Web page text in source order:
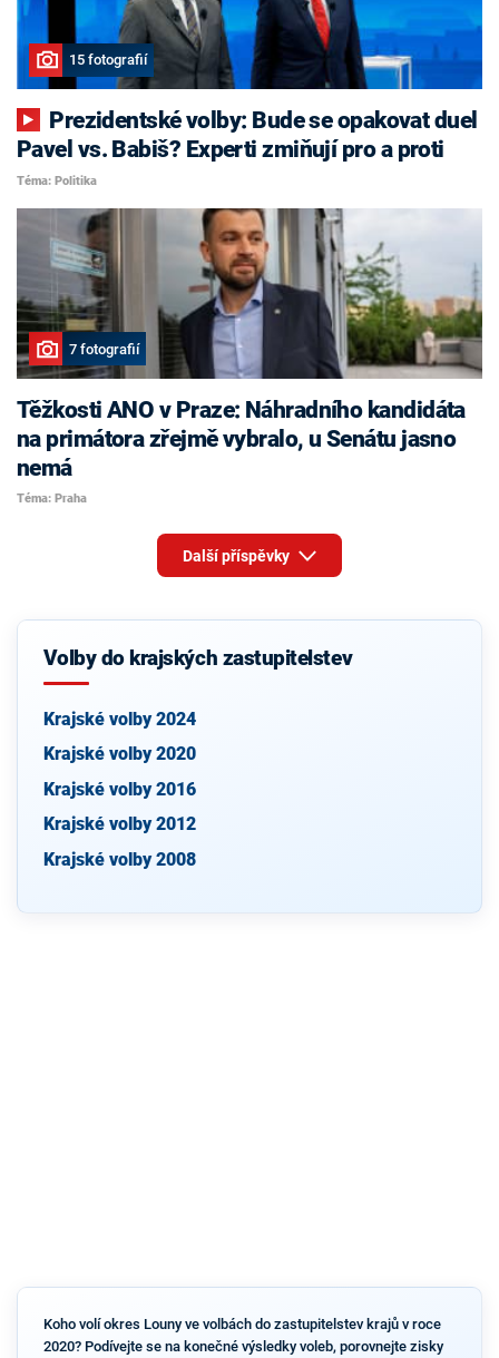
15 fotografií
Pavel vs. Babiš? Experti zmiňují pro a proti
Téma: Politika
7 fotografií
Těžkosti ANO v Praze: Náhradního kandidáta
na primátora zřejmě vybralo, u Senátu jasno
nemá
Téma: Praha
Další příspěvky
Volby do krajských zastupitelstev
Krajské volby 2024
Krajské volby 2020
Krajské volby 2016
Krajské volby 2012
Krajské volby 2008
Koho volí okres Louny ve volbách do zastupitelstev krajů v roce
2020? Podívejte se na konečné výsledky voleb, porovnejte zisky